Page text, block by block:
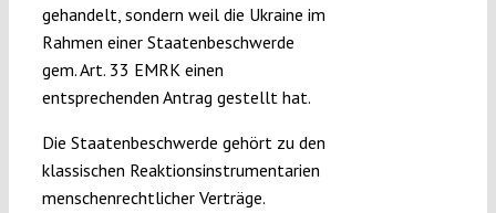
gehandelt, sondern weil die Ukraine im
Rahmen einer Staatenbeschwerde
gem. Art. 33 EMRK einen
entsprechenden Antrag gestellt hat.
Die Staatenbeschwerde gehört zu den
klassischen Reaktionsinstrumentarien
menschenrechtlicher Verträge.